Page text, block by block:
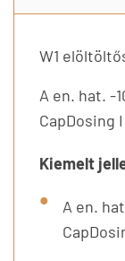
W1
A en. hat. -
CapDosing
Kiemelt
A en.